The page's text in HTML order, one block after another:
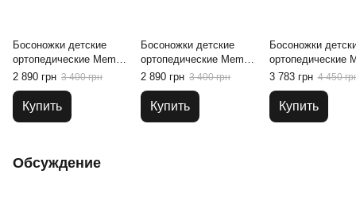
Босоножки детские
ортопедические Memo
Bambi 1DA, 18
2 890 грн 3 400 грн
Купить
Босоножки детские
ортопедические Memo
Doris 3NA, 18
2 890 грн 3 400 грн
Купить
Босоножки
ортопедические
Agnes 3JE, 22
3 783 грн 4 450
Купить
Обсуждение